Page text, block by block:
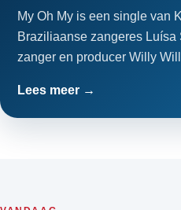
My Oh My is een single van
Braziliaanse zangeres Luísa
zanger en producer Willy
Lees meer →